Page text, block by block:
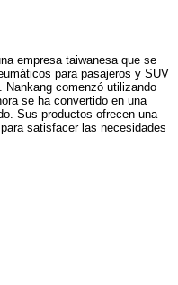
empresa taiwanesa que se
para pasajeros y SUV
Nankang comenzó utilizando
se ha convertido en una
Sus productos ofrecen una
satisfacer las necesidades